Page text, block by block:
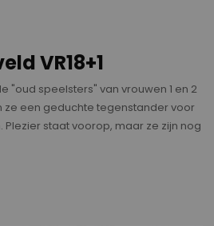
VR18+1
"oud speelsters" van vrouwen 1 en 2
ze een geduchte tegenstander voor
staat voorop, maar ze zijn nog